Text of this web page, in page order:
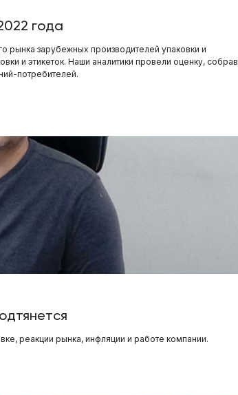
года
рынка зарубежных производителей упаковки и
и этикеток. Наши аналитики провели оценку, собрав
потребителей.
реакции рынка, инфляции и работе компании.